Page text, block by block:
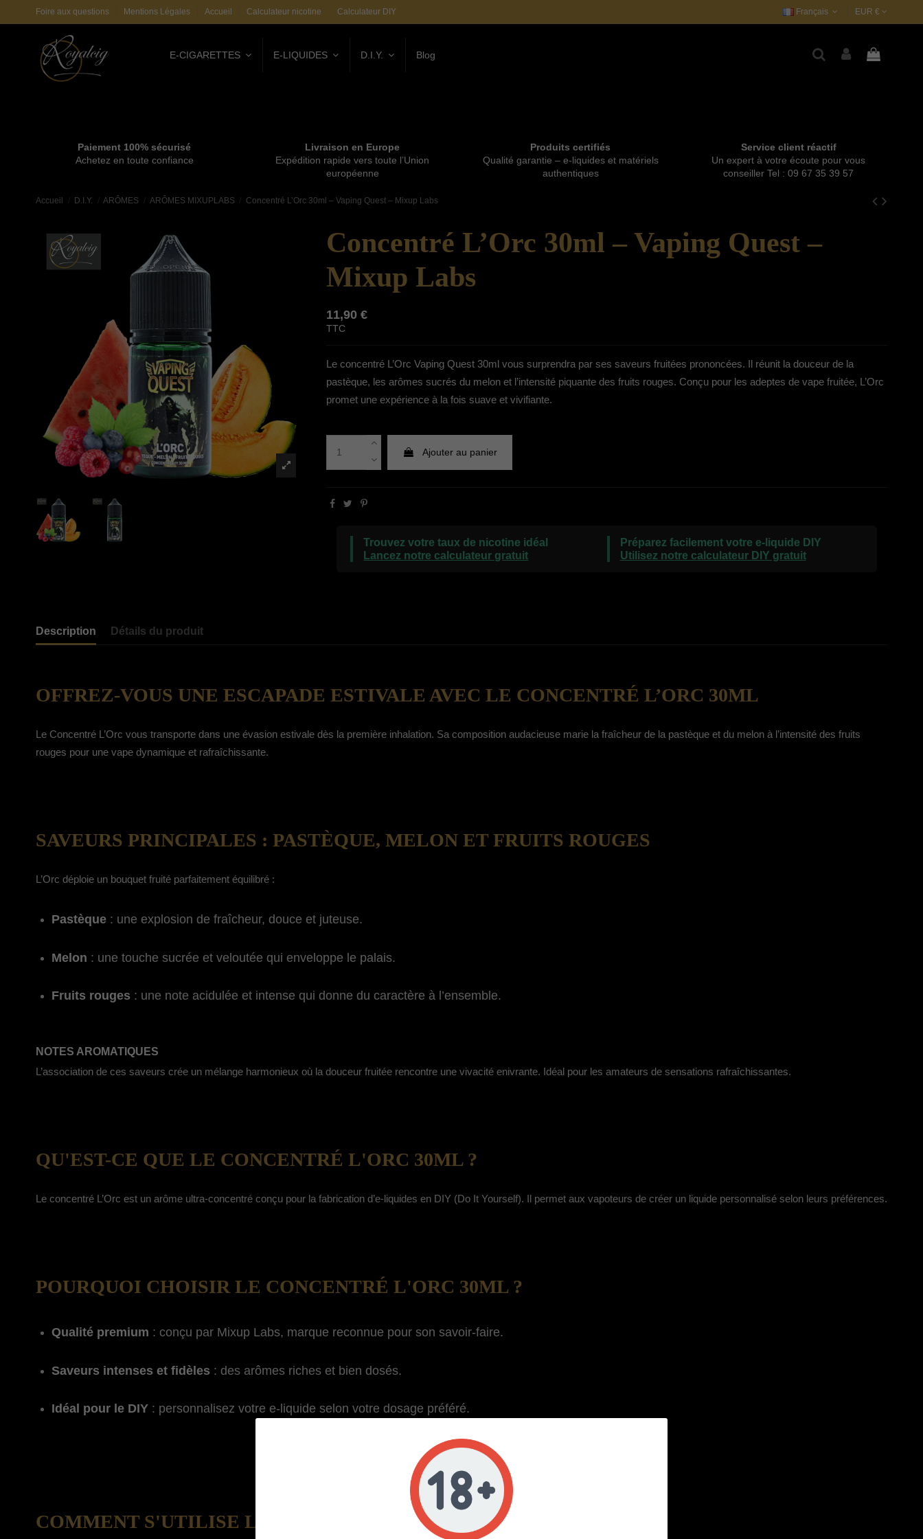
Foire aux questions Mentions Légales Accueil Calculateur nicotine Calculateur DIY Français EUR €
E-CIGARETTES E-LIQUIDES D.I.Y. Blog
Paiement 100% sécurisé
Achetez en toute confiance
Livraison en Europe
Expédition rapide vers toute l’Union
européenne
Produits certifiés
Qualité garantie – e-liquides et matériels
authentiques
Service client réactif
Un expert à votre écoute pour vous
conseiller Tel : 09 67 35 39 57
Accueil D.I.Y. ARÔMES ARÔMES MIXUPLABS Concentré L’Orc 30ml – Vaping Quest – Mixup Labs
Concentré L’Orc 30ml – Vaping Quest –
Mixup Labs
11,90 €
TTC
Le concentré L’Orc Vaping Quest 30ml vous surprendra par ses saveurs fruitées prononcées. Il réunit la douceur de la
pastèque, les arômes sucrés du melon et l’intensité piquante des fruits rouges. Conçu pour les adeptes de vape fruitée, L’Orc
promet une expérience à la fois suave et vivifiante.
Ajouter au panier
Trouvez votre taux de nicotine idéal
Lancez notre calculateur gratuit
Préparez facilement votre e-liquide DIY
Utilisez notre calculateur DIY gratuit
Description Détails du produit
OFFREZ-VOUS UNE ESCAPADE ESTIVALE AVEC LE CONCENTRÉ L’ORC 30ML
Le Concentré L’Orc vous transporte dans une évasion estivale dès la première inhalation. Sa composition audacieuse marie la fraîcheur de la pastèque et du melon à l’intensité des fruits
rouges pour une vape dynamique et rafraîchissante.
SAVEURS PRINCIPALES : PASTÈQUE, MELON ET FRUITS ROUGES
L’Orc déploie un bouquet fruité parfaitement équilibré :
Pastèque : une explosion de fraîcheur, douce et juteuse.
Melon : une touche sucrée et veloutée qui enveloppe le palais.
Fruits rouges : une note acidulée et intense qui donne du caractère à l’ensemble.
NOTES AROMATIQUES
L’association de ces saveurs crée un mélange harmonieux où la douceur fruitée rencontre une vivacité enivrante. Idéal pour les amateurs de sensations rafraîchissantes.
QU'EST-CE QUE LE CONCENTRÉ L'ORC 30ML ?
Le concentré L’Orc est un arôme ultra-concentré conçu pour la fabrication d’e-liquides en DIY (Do It Yourself). Il permet aux vapoteurs de créer un liquide personnalisé selon leurs préférences.
POURQUOI CHOISIR LE CONCENTRÉ L'ORC 30ML ?
Qualité premium : conçu par Mixup Labs, marque reconnue pour son savoir-faire.
Saveurs intenses et fidèles : des arômes riches et bien dosés.
Idéal pour le DIY : personnalisez votre e-liquide selon votre dosage préféré.
COMMENT S'UTILISE LE CONCENTRÉ L'ORC 30ML ?